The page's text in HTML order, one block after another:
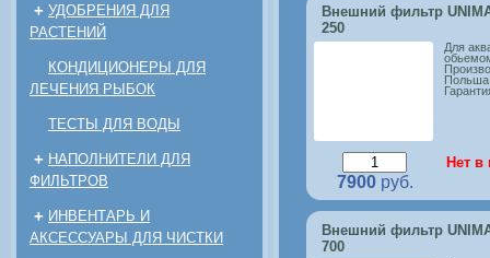
+ УДОБРЕНИЯ ДЛЯ
РАСТЕНИЙ
КОНДИЦИОНЕРЫ ДЛЯ
ЛЕЧЕНИЯ РЫБОК
ТЕСТЫ ДЛЯ ВОДЫ
+ НАПОЛНИТЕЛИ ДЛЯ
ФИЛЬТРОВ
+ ИНВЕНТАРЬ И
АКСЕССУАРЫ ДЛЯ ЧИСТКИ
Внешний фильтр
250
Для
Польша
7900 руб.
Нет в
Внешний фильтр
700